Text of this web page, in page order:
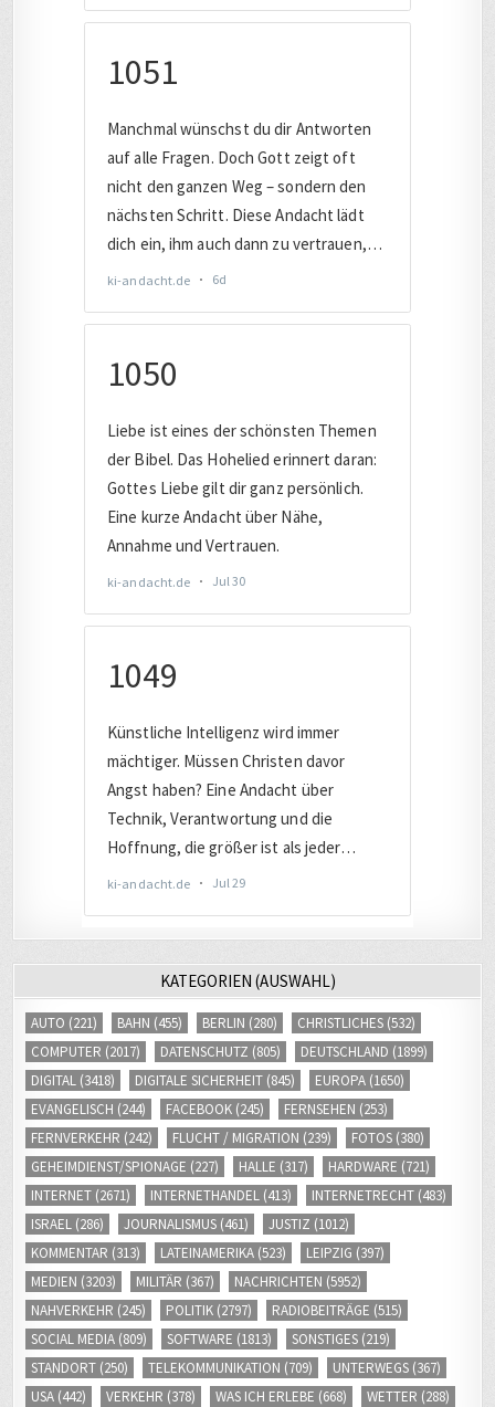
KATEGORIEN (AUSWAHL)
AUTO (221) BAHN (455) BERLIN (280) CHRISTLICHES (532)
COMPUTER (2017) DATENSCHUTZ (805) DEUTSCHLAND (1899)
DIGITAL (3418) DIGITALE SICHERHEIT (845) EUROPA (1650)
EVANGELISCH (244) FACEBOOK (245) FERNSEHEN (253)
FERNVERKEHR (242) FLUCHT / MIGRATION (239) FOTOS (380)
GEHEIMDIENST/SPIONAGE (227) HALLE (317) HARDWARE (721)
INTERNET (2671) INTERNETHANDEL (413) INTERNETRECHT (483)
ISRAEL (286) JOURNALISMUS (461) JUSTIZ (1012)
KOMMENTAR (313) LATEINAMERIKA (523) LEIPZIG (397)
MEDIEN (3203) MILITÄR (367) NACHRICHTEN (5952)
NAHVERKEHR (245) POLITIK (2797) RADIOBEITRÄGE (515)
SOCIAL MEDIA (809) SOFTWARE (1813) SONSTIGES (219)
STANDORT (250) TELEKOMMUNIKATION (709) UNTERWEGS (367)
USA (442) VERKEHR (378) WAS ICH ERLEBE (668) WETTER (288)